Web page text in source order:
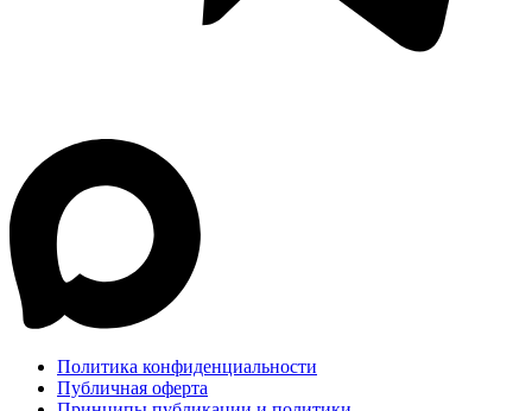
Политика конфиденциальности
Публичная оферта